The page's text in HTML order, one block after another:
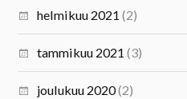
helmikuu 2021 (2)
tammikuu 2021 (3)
joulukuu 2020(2)